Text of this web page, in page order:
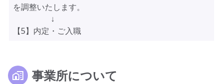
を調整いたします。
↓
【5】内定・ご入職
事業所について